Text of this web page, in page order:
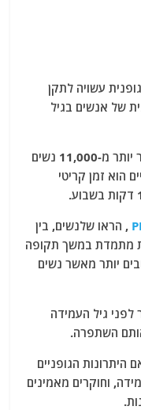
עשויה לתקן
של אנשים בגיל
המחקר של אוניברסיטת סידני עקב אחר יותר מ-11,000 נשים
הוא זמן קריטי
, הראו שלנשים, בין
גופנית מתמדת במשך תקופה
טובים יותר מאשר נשים
גיל העמידה
השתפרה.
היתרונות הגופניים
וחוקרים מאמינים